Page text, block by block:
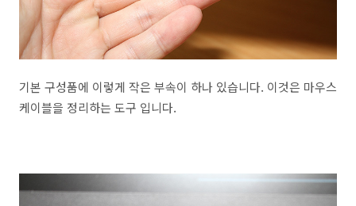
기본 구성품에 이렇게 작은 부속이 하나 있습니다. 이것은 마우스
케이블을 정리하는 도구 입니다.